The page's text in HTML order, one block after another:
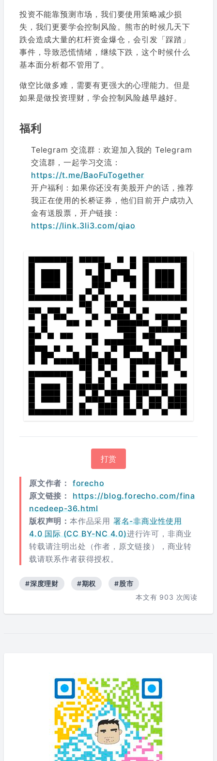
投资不能靠预测市场，我们要使用策略减少损
失，我们更要学会控制风险。熊市的时候几天下
跌会造成大量的杠杆资金爆仓，会引发「踩踏」
事件，导致恐慌情绪，继续下跌，这个时候什么
基本面分析都不管用了。
做空比做多难，需要有更强大的心理能力。但是
如果是做投资理财，学会控制风险越早越好。
福利
Telegram 交流群：欢迎加入我的 Telegram
交流群，一起学习交流：
https://t.me/BaoFuTogether
开户福利：如果你还没有美股开户的话，推荐
我正在使用的长桥证券，他们目前开户成功入
金有送股票，开户链接：
https://link.3li3.com/qiao
打赏
原文作者：
forecho
原文链接：
https://blog.forecho.com/fina
ncedeep-36.html
版权声明： 本作品采用 署名-非商业性使用
4.0 国际 (CC BY-NC 4.0)进行许可，非商业
转载请注明出处（作者，原文链接），商业转
载请联系作者获得授权。
#深度理财 #期权
#股市
本文有 903 次阅读